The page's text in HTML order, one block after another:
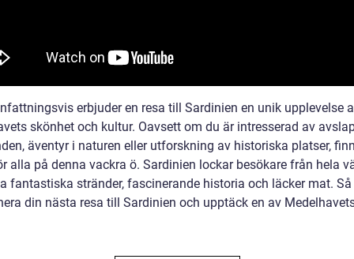
erbjuder en resa till Sardinien en unik upplevelse
skönhet och kultur. Oavsett om du är intresserad av
äventyr i naturen eller utforskning av historiska platser,
alla på denna vackra ö. Sardinien lockar besökare från hela
fantastiska stränder, fascinerande historia och läcker mat.
din nästa resa till Sardinien och upptäck en av